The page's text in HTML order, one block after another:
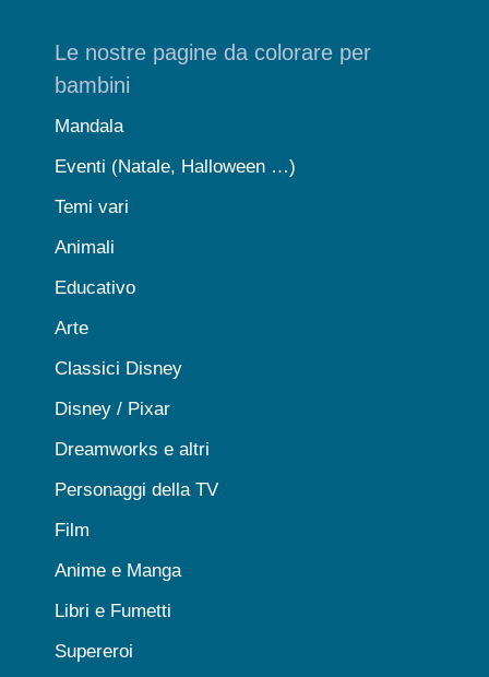
Le nostre pagine da colorare per
bambini
Mandala
Eventi (Natale, Halloween …)
Temi vari
Animali
Educativo
Arte
Classici Disney
Disney / Pixar
Dreamworks e altri
Personaggi della TV
Film
Anime e Manga
Libri e Fumetti
Supereroi